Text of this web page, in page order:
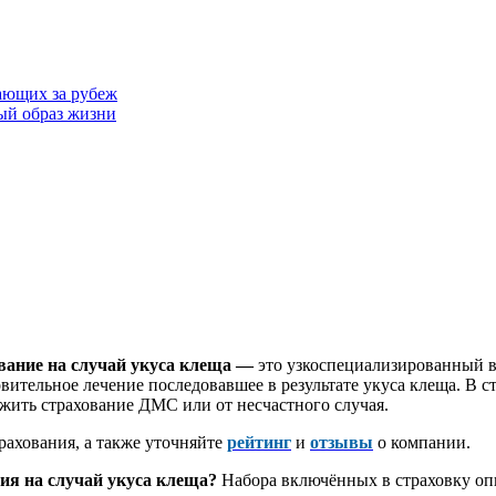
за рубеж
образ жизни
на случай укуса клеща—это
лечение последовавшее в результате укуса клеща. В
страхование ДМС или от несчастного случая.
а также уточняйте рейтинг и отзывы о компании.
на случай укуса клеща? Набора включённых в страховку